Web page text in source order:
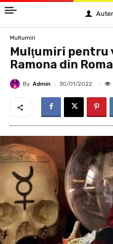
Multumiri
Mulţumiri pentru
Ramona din
By Admin 30/01/2022